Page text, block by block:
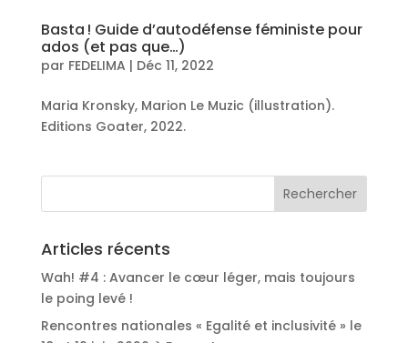
Basta ! Guide d’autodéfense féministe pour
ados (et pas que…)
par FEDELIMA | Déc 11, 2022
Maria Kronsky, Marion Le Muzic (illustration).
Editions Goater, 2022.
Articles récents
Wah! #4 : Avancer le cœur léger, mais toujours
le poing levé !
Rencontres nationales « Egalité et inclusivité » le